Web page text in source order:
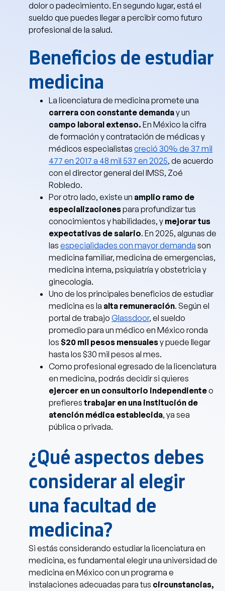
dolor o padecimiento. En segundo lugar, está el
sueldo que puedes llegar a percibir como futuro
profesional de la salud.
Beneficios de estudiar
medicina
La licenciatura de medicina promete una
carrera con constante demanday un
campo laboral extenso. En México la cifra
de formación y contratación de médicas y
médicos especialistas creció 30% de 37 mil
477 en 2017 a 48 mil 537 en 2025, de acuerdo
con el director general del IMSS, Zoé
Robledo.
Por otro lado, existe un amplio ramo de
especializacionespara profundizar tus
conocimientos y habilidades, y mejorar tus
expectativas de salario. En 2025, algunas de
las especialidades con mayor demanda son
medicina familiar, medicina de emergencias,
medicina interna, psiquiatría y obstetricia y
ginecología.
Uno de los principales beneficios de estudiar
medicina es la alta remuneración. Según el
portal de trabajo Glassdoor, el sueldo
promedio para un médico en México ronda
los $20 mil pesos mensualesy puede llegar
hasta los $30 mil pesos al mes.
Como profesional egresado de la licenciatura
en medicina, podrás decidir si quieres
ejercer en un consultorio independienteo
prefieres trabajar en una institución de
atención médica establecida, ya sea
pública o privada.
¿Qué aspectos debes
considerar al elegir
una facultad de
medicina?
Si estás considerando estudiar la licenciatura en
medicina, es fundamental elegir una universidad de
medicina en México con un programa e
instalaciones adecuadas para tus circunstancias,